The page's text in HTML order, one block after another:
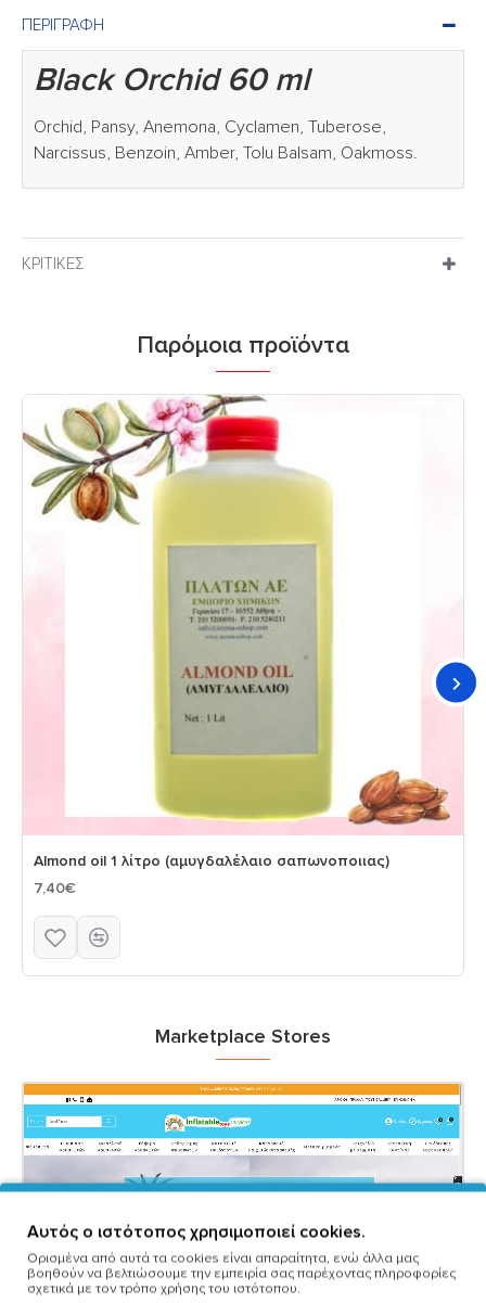
Παρόμοια προϊόντα
Almond oil 1 λίτρο (αμυγδαλέλαιο σαπωνοποιιας)
7,40€
Marketplace Stores
ΠΕΡΙΓΡΑΦΉ
Black Orchid 60 ml
Orchid, Pansy, Anemona, Cyclamen, Tuberose,
Narcissus, Benzoin, Amber, Tolu Balsam, Oakmoss.
ΚΡΙΤΙΚΈΣ
Αυτός ο ιστότοπος χρησιμοποιεί cookies.
Ορισμένα από αυτά τα cookies είναι απαραίτητα, ενώ άλλα μας
βοηθούν να βελτιώσουμε την εμπειρία σας παρέχοντας πληροφορίες
σχετικά με τον τρόπο χρήσης του ιστότοπου.